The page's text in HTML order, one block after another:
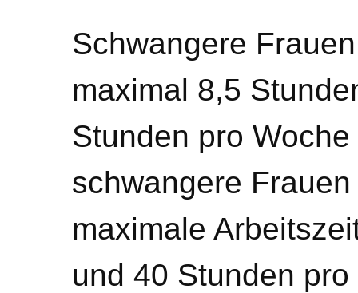
Schwangere
maximal 8,5
Stunden pro
schwangere
maximale
und 40 Stunden